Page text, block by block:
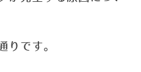
りです。